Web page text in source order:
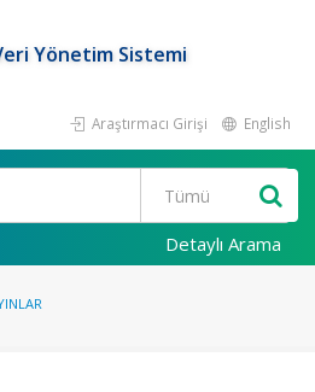
Yönetim Sistemi
Araştırmacı Girişi English
Detaylı Arama